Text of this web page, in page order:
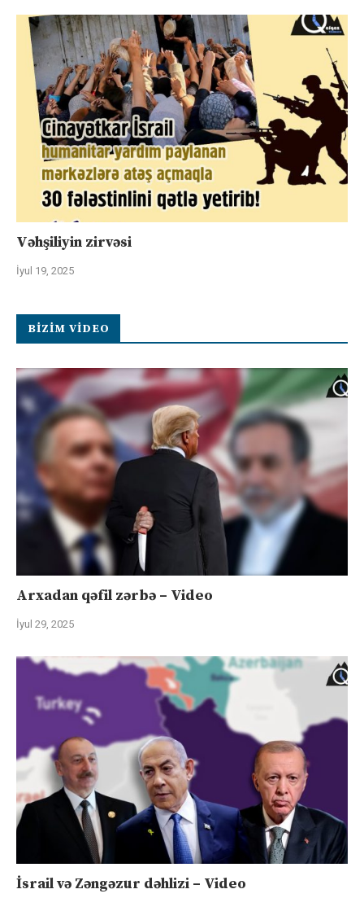
Vəhşiliyin zirvəsi
İyul 19, 2025
BIZIM VIDEO
Arxadan qəfil zərbə – Video
İyul 29, 2025
İsrail və Zəngəzur dəhlizi – Video